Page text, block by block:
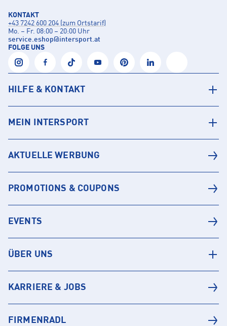
KONTAKT
+43 7242 600 204 (zum Ortstarif)
Mo. – Fr. 08:00 – 20:00 Uhr
service.eshop@intersport.at
FOLGE UNS
HILFE & KONTAKT
MEIN INTERSPORT
AKTUELLE WERBUNG
PROMOTIONS & COUPONS
EVENTS
ÜBER UNS
KARRIERE & JOBS
FIRMENRADL